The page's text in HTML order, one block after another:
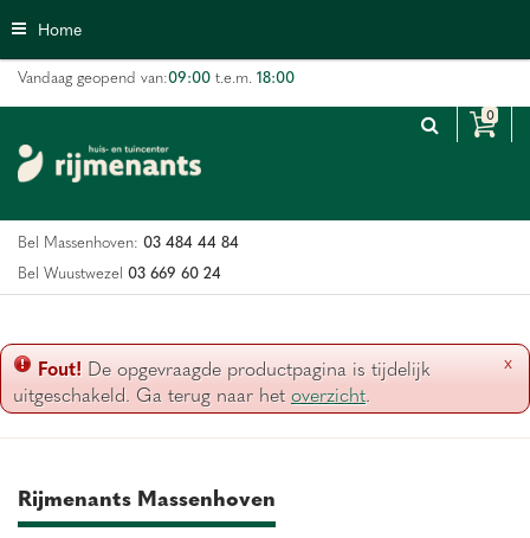
n
n
n
Home
Vandaag geopend van:09:00 t.e.m. 18:00
Bel Massenhoven: 03 484 44 84
Bel Wuustwezel 03 669 60 24
x
Fout! De opgevraagde productpagina is tijdelijk
uitgeschakeld. Ga terug naar het overzicht.
Rijmenants Massenhoven